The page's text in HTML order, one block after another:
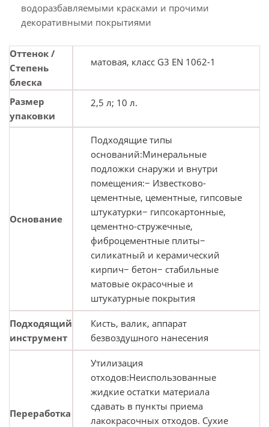
водоразбавляемыми красками и прочими
декоративными покрытиями
Оттенок /
Степень
блеска
матовая, класс G3 EN 1062-1
Размер
упаковки
2,5 л; 10 л.
Основание
Подходящие типы
оснований:Минеральные
подложки снаружи и внутри
помещения:− Известково-
цементные, цементные, гипсовые
штукатурки− гипсокартонные,
цементно-стружечные,
фиброцементные плиты−
силикатный и керамический
кирпич− бетон− стабильные
матовые окрасочные и
штукатурные покрытия
Подходящий
инструмент
Кисть, валик, аппарат
безвоздушного нанесения
Переработка
Утилизация
отходов:Неиспользованные
жидкие остатки материала
сдавать в пункты приема
лакокрасочных отходов. Сухие